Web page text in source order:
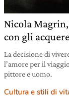
Nicola
con gli
La decisione di
l’amore per il
pittore e uomo.
Cultura e stili di